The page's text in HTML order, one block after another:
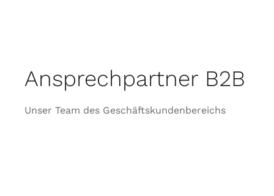
Ansprechpartner B2B
Unser Team des Geschäftskundenbereichs